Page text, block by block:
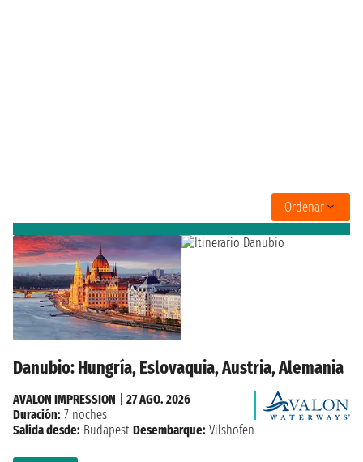
Ordenar
Danubio: Hungría, Eslovaquia, Austria, Alemania
AVALON IMPRESSION
27 AGO. 2026
Duración: 7 noches
Salida desde: Budapest Desembarque: Vilshofen